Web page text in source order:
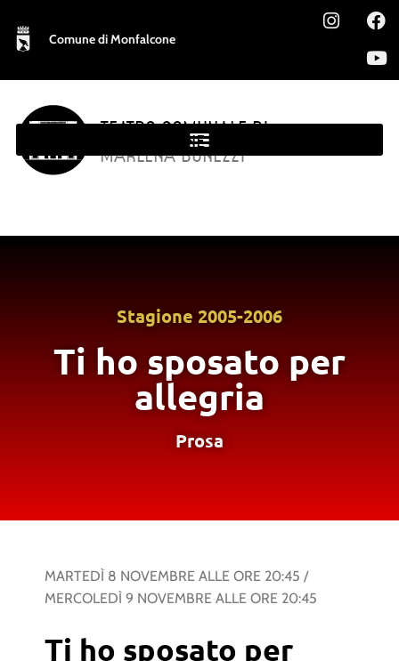
Comune di Monfalcone
TEATRO COMUNALE DI
MONFALCONE
MARLENA BONEZZI
Stagione 2005-2006
Ti ho sposato per
allegria
Prosa
MARTEDÌ 8 NOVEMBRE ALLE ORE 20:45 /
MERCOLEDÌ 9 NOVEMBRE ALLE ORE 20:45
Ti ho sposato per